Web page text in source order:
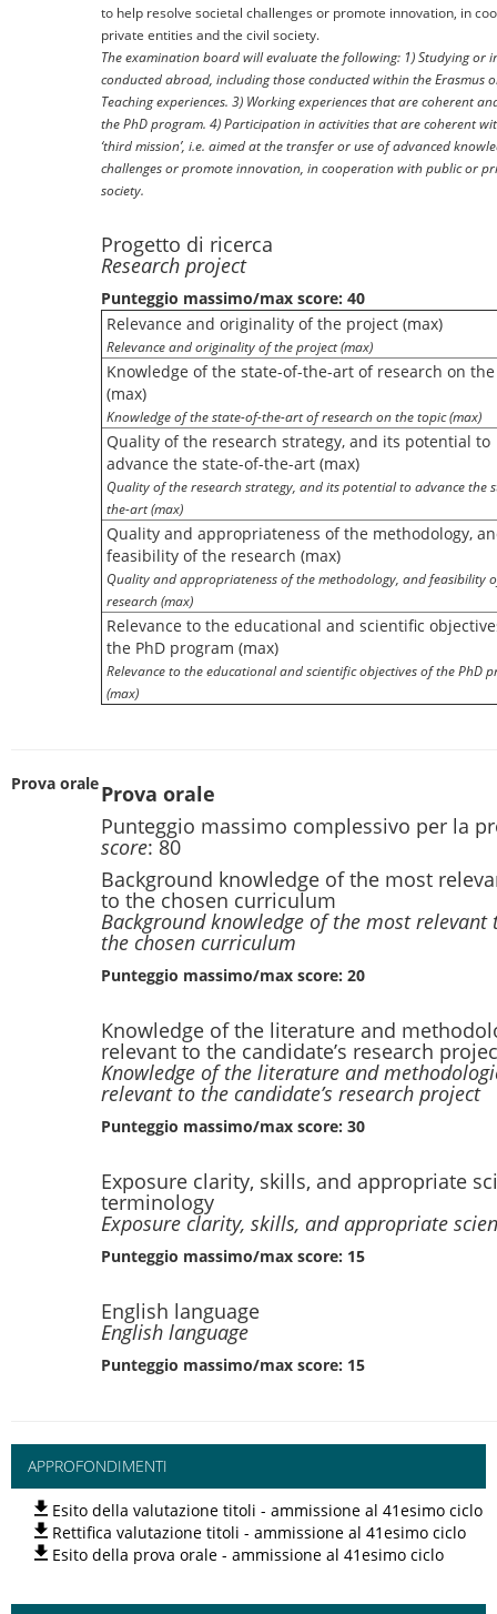
to help resolve societal challenges or promote innovation, in
private entities and the civil society.
The examination board will evaluate the following: 1) Studying or
conducted abroad, including those conducted within the Erasmus
Teaching experiences. 3) Working experiences that are coherent
the PhD program. 4) Participation in activities that are coherent
‘third mission’, i.e. aimed at the transfer or use of advanced
challenges or promote innovation, in cooperation with public or
society.
Progetto di ricerca
Research project
Punteggio massimo/max score: 40
Relevance and originality of the project (max)
Relevance and originality of the project (max)
Knowledge of the state-of-the-art of research on
(max)
Knowledge of the state-of-the-art of research on the topic (max)
Quality of the research strategy, and its potential to
advance the state-of-the-art (max)
Quality of the research strategy, and its potential to advance the
the-art (max)
Quality and appropriateness of the methodology,
feasibility of the research (max)
Quality and appropriateness of the methodology, and feasibility
research (max)
Relevance to the educational and scientific
the PhD program (max)
Relevance to the educational and scientific objectives of the PhD
(max)
Prova oraleProva orale
Punteggio massimo complessivo per la
score: 80
Background knowledge of the most
to the chosen curriculum
Background knowledge of the most
the chosen curriculum
Punteggio massimo/max score: 20
Knowledge of the literature and
relevant to the candidate’s research
Knowledge of the literature and
relevant to the candidate’s research project
Punteggio massimo/max score: 30
Exposure clarity, skills, and appropriate
terminology
Exposure clarity, skills, and appropriate
Punteggio massimo/max score: 15
English language
English language
Punteggio massimo/max score: 15
APPROFONDIMENTI
Esito della valutazione titoli - ammissione al 41esimo ciclo
Rettifica valutazione titoli - ammissione al 41esimo ciclo
Esito della prova orale - ammissione al 41esimo ciclo